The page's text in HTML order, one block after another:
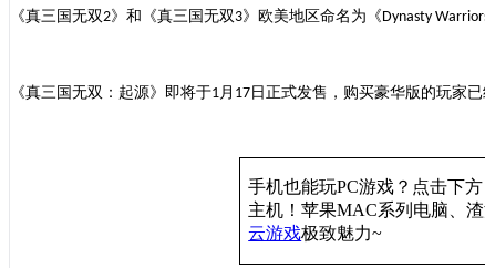
《真三国无双2》和《真三国无双 3》欧美地区命名为《 Dynasty
《真三国无双：起源》即将于1 月 17 日正式发售，购买豪华版的玩家
手机也能玩PC游戏？点击下
主机 ！苹果MAC系列电脑、
云游戏极致魅力~